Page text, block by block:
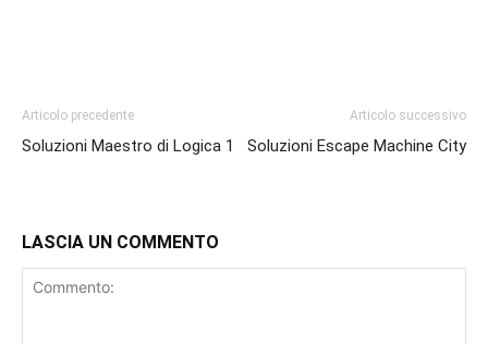
Articolo precedente
Soluzioni Maestro di Logica 1
Articolo successivo
Soluzioni Escape Machine City
LASCIA UN COMMENTO